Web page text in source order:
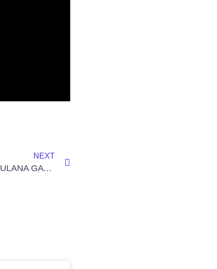
NEXT
MUROTAL SURAH AL MUJADILAH-ATHIF MAULANA GAVETRI